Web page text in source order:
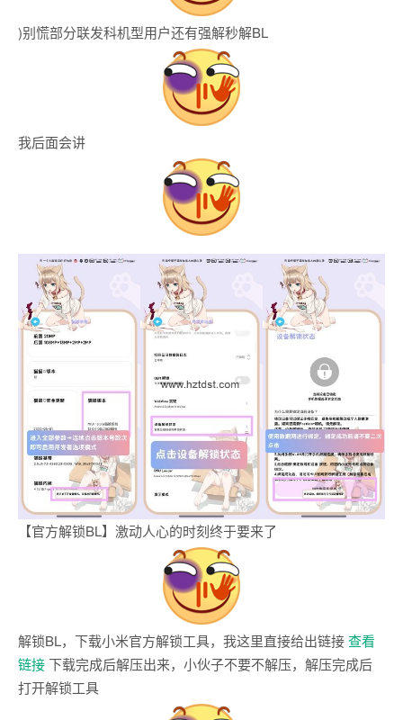
)别慌部分联发科机型用户还有强解秒解BL
我后面会讲
【官方解锁BL】激动人心的时刻终于要来了
解锁BL，下载小米官方解锁工具，我这里直接给出链接查看
链接下载完成后解压出来，小伙子不要不解压，解压完成后
打开解锁工具